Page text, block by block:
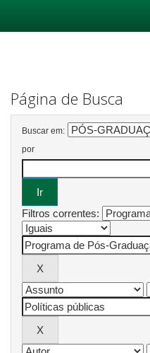
Página de Busca
Buscar em:
por
Filtros correntes: